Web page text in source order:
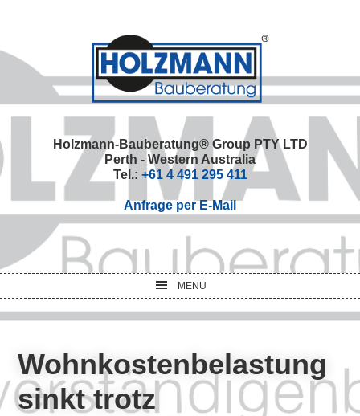
primary
navigation
main
content
primary
sidebar
footer
Holzmann-Bauberatung® Group PTY LTD
Perth - Western Australia
Tel.: +61 4 491 295 411
Anfrage per E-Mail
MENU
Wohnkostenbelastung
sinkt trotz